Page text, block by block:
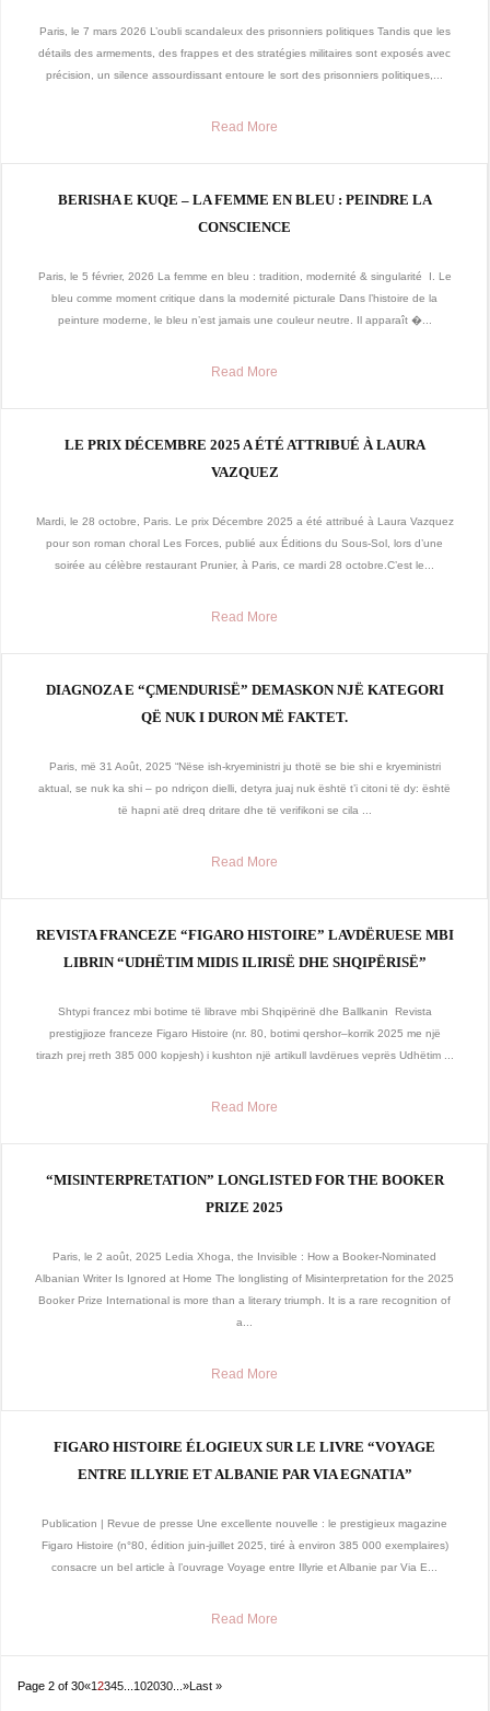
Paris, le 7 mars 2026 L’oubli scandaleux des prisonniers politiques Tandis que les
détails des armements, des frappes et des stratégies militaires sont exposés avec
précision, un silence assourdissant entoure le sort des prisonniers politiques,...
Read More
BERISHA E KUQE – LA FEMME EN BLEU : PEINDRE LA
CONSCIENCE
Paris, le 5 février, 2026 La femme en bleu : tradition, modernité & singularité I. Le
bleu comme moment critique dans la modernité picturale Dans l’histoire de la
peinture moderne, le bleu n’est jamais une couleur neutre. Il apparaît �...
Read More
LE PRIX DÉCEMBRE 2025 A ÉTÉ ATTRIBUÉ À LAURA
VAZQUEZ
Mardi, le 28 octobre, Paris. Le prix Décembre 2025 a été attribué à Laura Vazquez
pour son roman choral Les Forces, publié aux Éditions du Sous-Sol, lors d’une
soirée au célèbre restaurant Prunier, à Paris, ce mardi 28 octobre.C’est le...
Read More
DIAGNOZA E “ÇMENDURISË” DEMASKON NJË KATEGORI
QË NUK I DURON MË FAKTET.
Paris, më 31 Août, 2025 “Nëse ish-kryeministri ju thotë se bie shi e kryeministri
aktual, se nuk ka shi – po ndriçon dielli, detyra juaj nuk është t’i citoni të dy: është
të hapni atë dreq dritare dhe të verifikoni se cila ...
Read More
REVISTA FRANCEZE “FIGARO HISTOIRE” LAVDËRUESE MBI
LIBRIN “UDHËTIM MIDIS ILIRISË DHE SHQIPËRISË”
Shtypi francez mbi botime të librave mbi Shqipërinë dhe Ballkanin Revista
prestigjioze franceze Figaro Histoire (nr. 80, botimi qershor–korrik 2025 me një
tirazh prej rreth 385 000 kopjesh) i kushton një artikull lavdërues veprës Udhëtim ...
Read More
“MISINTERPRETATION” LONGLISTED FOR THE BOOKER
PRIZE 2025
Paris, le 2 août, 2025 Ledia Xhoga, the Invisible : How a Booker-Nominated
Albanian Writer Is Ignored at Home The longlisting of Misinterpretation for the 2025
Booker Prize International is more than a literary triumph. It is a rare recognition of
a...
Read More
FIGARO HISTOIRE ÉLOGIEUX SUR LE LIVRE “VOYAGE
ENTRE ILLYRIE ET ALBANIE PAR VIA EGNATIA”
Publication | Revue de presse Une excellente nouvelle : le prestigieux magazine
Figaro Histoire (n°80, édition juin-juillet 2025, tiré à environ 385 000 exemplaires)
consacre un bel article à l’ouvrage Voyage entre Illyrie et Albanie par Via E...
Read More
Page 2 of 30«12345 102030 »Last »